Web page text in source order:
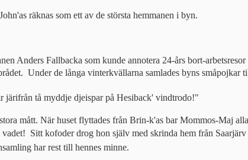
räknas som ett av de största hemmanen i byn.
Anders Fallbacka som kunde annotera 24-års bort-
 Under de långa vinterkvällarna samlades byns
järifrån tå myddje djeispar på Hesiback' vindtrodo!"
mått. När huset flyttades från Brin-k'as bar Mommos-Maj
 Sitt kofoder drog hon själv med skrinda hem från
har rest till hennes minne.